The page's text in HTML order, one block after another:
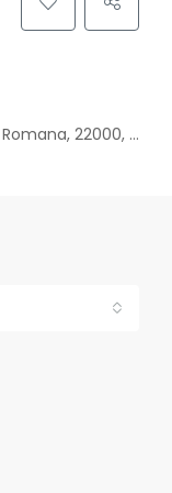
República Dominicana